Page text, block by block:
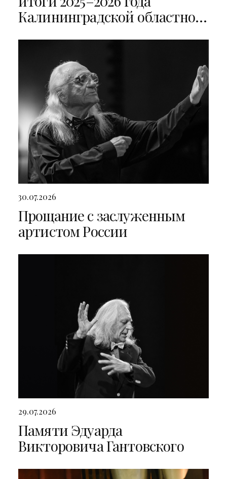
Калининградской областной
30.07.2026
Прощание с заслуженным
артистом России
29.07.2026
Памяти Эдуарда
Викторовича Гантовского